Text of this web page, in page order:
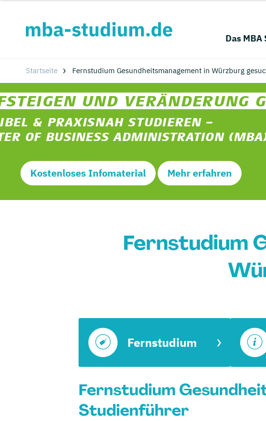
Das
Startseite Fernstudium Gesundheitsmanagement in Würzburg
Kostenloses Infomaterial Mehr erfahren
Fernstudium
Fernstudium
Fernstudium
Studienführer